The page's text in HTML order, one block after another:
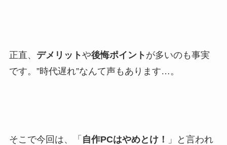
正直、 デメリットや後悔ポイント が多いのも事実
です。”時代遅れ”なんて声もあります…。
そこで今回は、「 自作PCはやめとけ！
」と言われ